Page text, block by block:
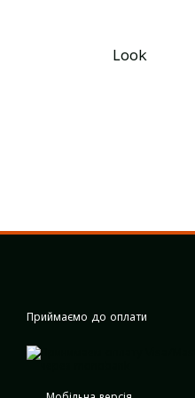
Look
Приймаємо до оплати